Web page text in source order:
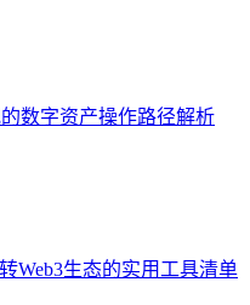
数字资产操作路径解析
Web3生态的实用工具清单